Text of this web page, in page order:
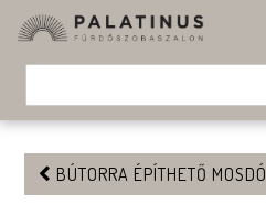
BÚTORRA ÉPÍTHETŐ MOSDÓ